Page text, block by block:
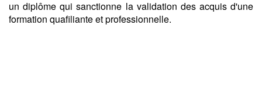
un diplôme qui sanctionne la validation des acquis d'une
formation quafiliante et professionnelle.